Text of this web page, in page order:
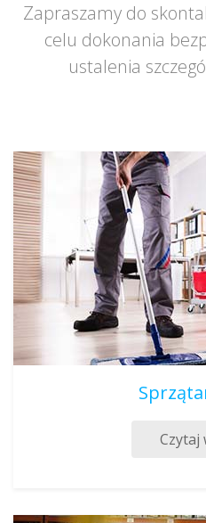
Zapraszamy do
celu dokonania
ustalenia
Czytaj